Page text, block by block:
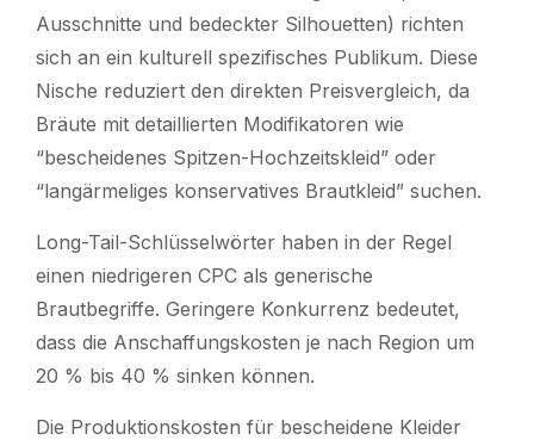
Ausschnitte und bedeckter Silhouetten) richten
sich an ein kulturell spezifisches Publikum. Diese
Nische reduziert den direkten Preisvergleich, da
Bräute mit detaillierten Modifikatoren wie
“bescheidenes Spitzen-Hochzeitskleid” oder
“langärmeliges konservatives Brautkleid” suchen.
Long-Tail-Schlüsselwörter haben in der Regel
einen niedrigeren CPC als generische
Brautbegriffe. Geringere Konkurrenz bedeutet,
dass die Anschaffungskosten je nach Region um
20 % bis 40 % sinken können.
Die Produktionskosten für bescheidene Kleider